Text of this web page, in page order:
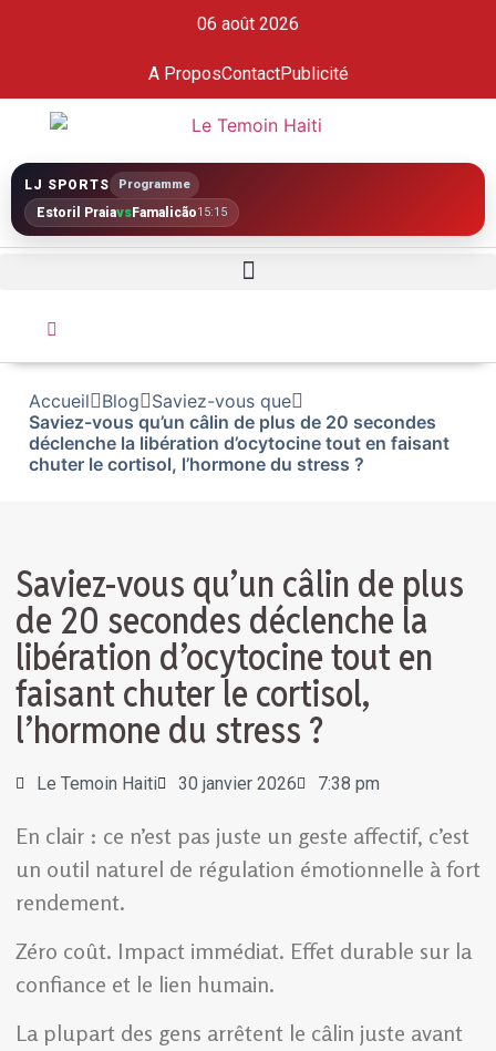
06 août 2026
A ProposContactPublicité
LJ SPORTS Programme
Estoril PraiavsFamalicão15:15
Accueil Blog
Saviez-vous que
Saviez-vous qu’un câlin de plus de 20 secondes
déclenche la libération d’ocytocine tout en faisant
chuter le cortisol, l’hormone du stress ?
Saviez-vous qu’un câlin de plus
de 20 secondes déclenche la
libération d’ocytocine tout en
faisant chuter le cortisol,
l’hormone du stress ?
Le Temoin Haiti 30 janvier 2026 7:38 pm
En clair : ce n’est pas juste un geste affectif, c’est
un outil naturel de régulation émotionnelle à fort
rendement.
Zéro coût. Impact immédiat. Effet durable sur la
confiance et le lien humain.
La plupart des gens arrêtent le câlin juste avant